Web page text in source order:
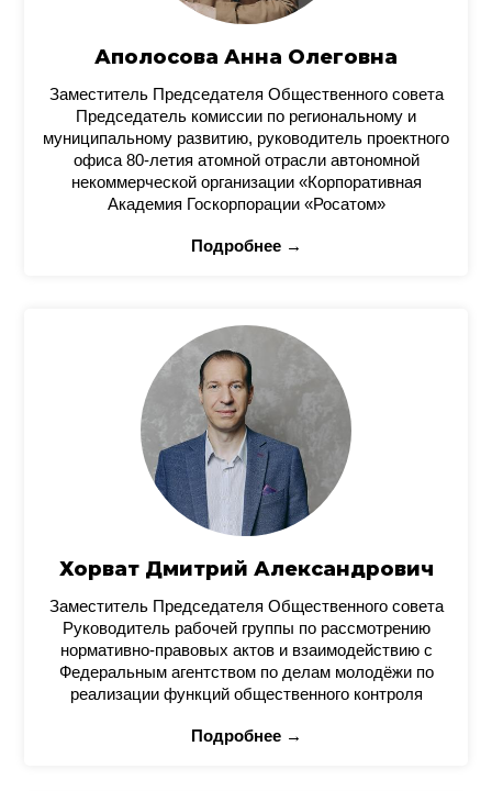
Аполосова Анна Олеговна
Заместитель Председателя Общественного совета
Председатель комиссии по региональному и
муниципальному развитию, руководитель проектного
офиса 80-летия атомной отрасли автономной
некоммерческой организации «Корпоративная
Академия Госкорпорации «Росатом»
Подробнее →
Хорват Дмитрий Александрович
Заместитель Председателя Общественного совета
Руководитель рабочей группы по рассмотрению
нормативно-правовых актов и взаимодействию с
Федеральным агентством по делам молодёжи по
реализации функций общественного контроля
Подробнее →